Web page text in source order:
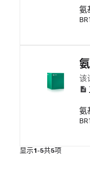
氨
该
氨
显示1-5共5项